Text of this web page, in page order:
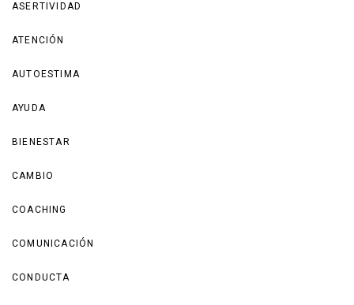
ASERTIVIDAD
ATENCIÓN
AUTOESTIMA
AYUDA
BIENESTAR
CAMBIO
COACHING
COMUNICACIÓN
CONDUCTA